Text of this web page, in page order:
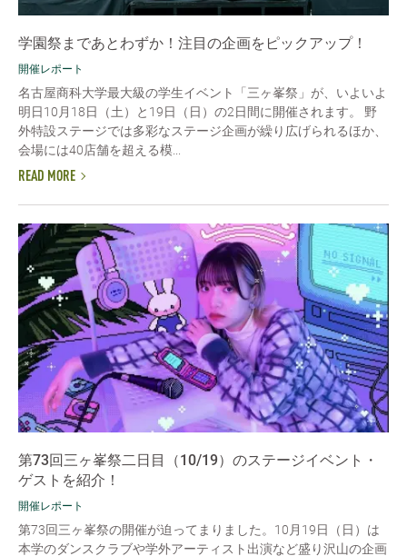
学園祭まであとわずか！注目の企画をピックアップ！
開催レポート
名古屋商科大学最大級の学生イベント「三ヶ峯祭」が、いよいよ
明日10月18日（土）と19日（日）の2日間に開催されます。 野
外特設ステージでは多彩なステージ企画が繰り広げられるほか、
会場には40店舗を超える模...
READ MORE
第73回三ヶ峯祭二日目（10/19）のステージイベント・
ゲストを紹介！
開催レポート
第73回三ヶ峯祭の開催が迫ってまりました。10月19日（日）は
本学のダンスクラブや学外アーティスト出演など盛り沢山の企画